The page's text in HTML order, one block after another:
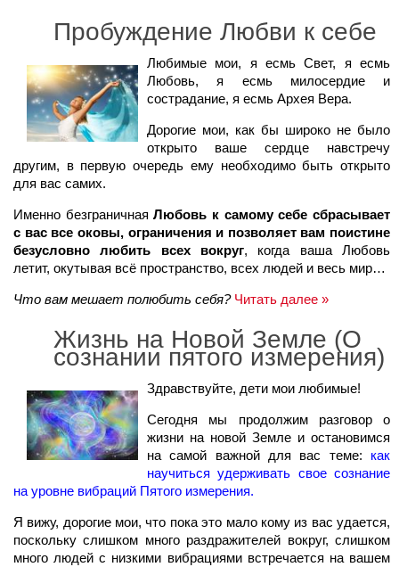
Пробуждение Любви к себе
Любимые мои, я есмь Свет, я есмь
Любовь, я есмь милосердие и
сострадание, я есмь Архея Вера.
Дорогие мои, как бы широко не было
открыто ваше сердце навстречу
другим, в первую очередь ему необходимо быть открыто
для вас самих.
Именно безграничнаяЛюбовь к самому себе сбрасывает
с вас все оковы, ограничения и позволяет вам поистине
безусловно любить всех вокруг, когда ваша Любовь
летит, окутывая всё пространство, всех людей и весь мир…
Что вам мешает полюбить себя? Читать далее »
Жизнь на Новой Земле (О
сознании пятого измерения)
Здравствуйте, дети мои любимые!
Сегодня мы продолжим разговор о
жизни на новой Земле и остановимся
на самой важной для вас теме: как
научиться удерживать свое сознание
на уровне вибраций Пятого измерения.
Я вижу, дорогие мои, что пока это мало кому из вас удается,
поскольку слишком много раздражителей вокруг, слишком
много людей с низкими вибрациями встречается на вашем